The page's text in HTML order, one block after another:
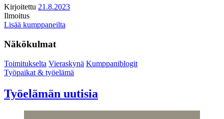
Kirjoitettu 21.8.2023
Ilmoitus
Lisää kumppaneilta
Näkökulmat
Toimitukselta Vieraskynä Kumppaniblogit
Työpaikat & työelämä
Työelämän uutisia